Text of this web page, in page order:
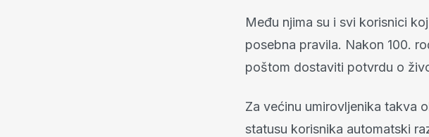
Među njima su i svi korisnici
posebna pravila. Nakon 100.
poštom dostaviti potvrdu o
Za većinu umirovljenika takva
statusu korisnika automatski